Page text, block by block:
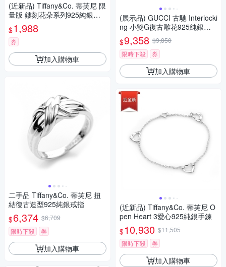
(近新品) Tiffany&Co. 蒂芙尼 限
量版 鏤刻花朵系列925純銀墜
飾
$1,988
券
加入購物車
二手品 Tiffany&Co. 蒂芙尼 扭
結復古造型925純銀戒指
$6,374 $6,709
限時下殺
券
加入購物車
(展示品) GUCCI 古馳 Interlocki
ng 小雙G復古雕花925純銀長
版項鍊
$9,358 $9,850
限時下殺
券
加入購物車
(近新品) Tiffany&Co. 蒂芙尼 O
pen Heart 3愛心925純銀手鍊
$10,930 $11,505
限時下殺
券
加入購物車